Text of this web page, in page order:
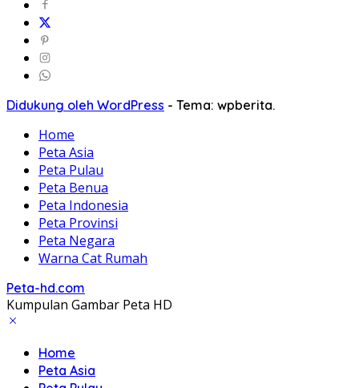
Didukung oleh WordPress - Tema: wpberita.
Home
Peta Asia
Peta Pulau
Peta Benua
Peta Indonesia
Peta Provinsi
Peta Negara
Warna Cat Rumah
Peta-hd.com
Kumpulan Gambar Peta HD
Home
Peta Asia